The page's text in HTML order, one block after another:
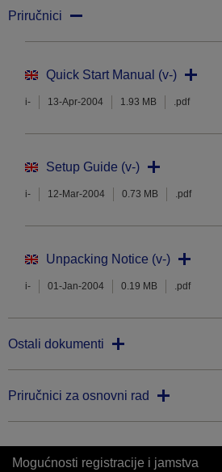
Priručnici
Quick Start Manual (v-)
i- 13-Apr-2004 1.93 MB .pdf
Setup Guide (v-)
i- 12-Mar-2004 0.73 MB .pdf
Unpacking Notice (v-)
i- 01-Jan-2004 0.19 MB .pdf
Ostali dokumenti
Priručnici za osnovni rad
Mogućnosti registracije i jamstva